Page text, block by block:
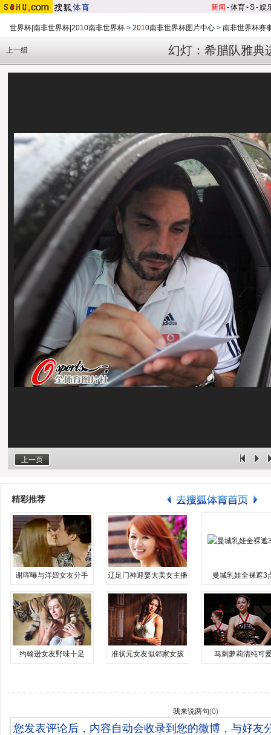
新闻 -体育-S-娱
世界杯|南非世界杯|2010南非世界杯 > 2010南非世界杯图片中心 > 南非世界杯赛
幻灯：希腊队雅典
上一组
上一页
精彩推荐
谢晖曝与洋妞女友分手 辽足门神迎娶大美女主播 曼城乳娃全裸遮3
约翰逊女友野味十足 准状元女友似邻家女孩 马刺萝莉清纯可
我来说两句(0)